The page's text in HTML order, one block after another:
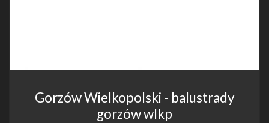
Gorzów Wielkopolski - balustrady
gorzów wlkp